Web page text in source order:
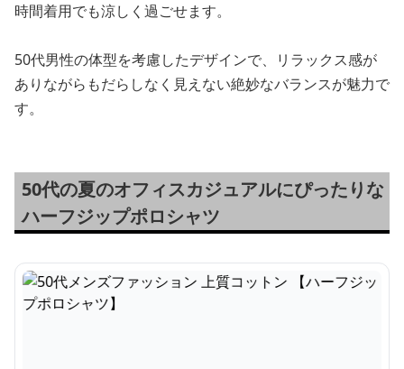
時間着用でも涼しく過ごせます。
50代男性の体型を考慮したデザインで、リラックス感が
ありながらもだらしなく見えない絶妙なバランスが魅力で
す。
50代の夏のオフィスカジュアルにぴったりな
ハーフジップポロシャツ